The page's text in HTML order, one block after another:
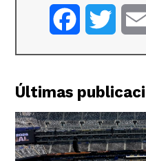
Facebook
Últimas